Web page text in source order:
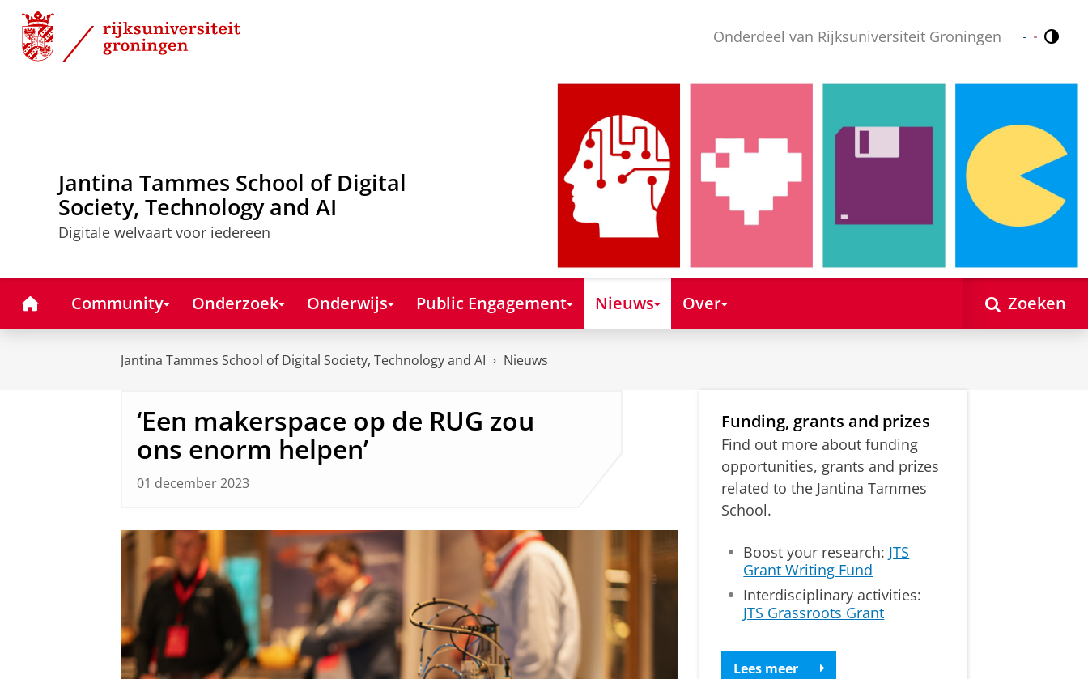
Skip
Content
Skip
Navigation
Onderdeel van Rijksuniversiteit Groningen Nederlands
English
Jantina Tammes School of Digital
Society, Technology and AI
Digitale welvaart voor iedereen
HomeCommunity Onderzoek Onderwijs Public Engagement Nieuws Over Zoeken
Jantina Tammes School of Digital Society, Technology and AI Nieuws
‘Een makerspace op de RUG zou
ons enorm helpen’
01 december 2023
Funding, grants and prizes
Find out more about funding
opportunities, grants and prizes
related to the Jantina Tammes
School.
Boost your research: JTS
Grant Writing Fund
Interdisciplinary activities:
JTS Grassroots Grant
Lees meer